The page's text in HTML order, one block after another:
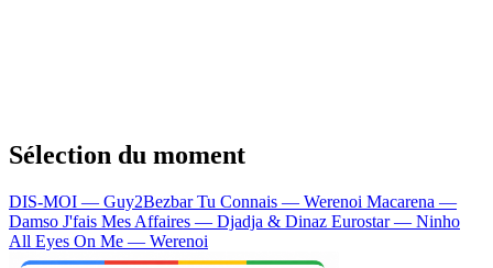
Sélection du moment
DIS-MOI — Guy2BezbarTu Connais — Werenoi Macarena —
Damso J'fais Mes Affaires — Djadja & Dinaz Eurostar — Ninho
All Eyes On Me — Werenoi